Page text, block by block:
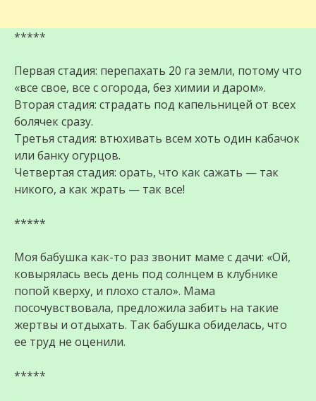
*****
Первая стадия: перепахать 20 га земли, потому что
«все свое, все с огорода, без химии и даром».
Вторая стадия: страдать под капельницей от всех
болячек сразу.
Третья стадия: втюхивать всем хоть один кабачок
или банку огурцов.
Четвертая стадия: орать, что как сажать — так
никого, а как жрать — так все!
*****
Моя бабушка как-то раз звонит маме с дачи: «Ой,
ковырялась весь день под солнцем в клубнике
попой кверху, и плохо стало». Мама
посочувствовала, предложила забить на такие
жертвы и отдыхать. Так бабушка обиделась, что
ее труд не оценили.
*****